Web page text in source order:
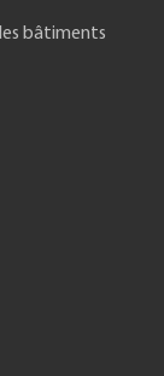
bâtiments